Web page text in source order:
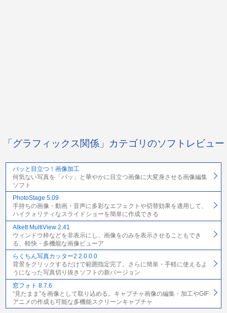
「グラフィックス関係」カテゴリのソフトレビュー
パッと目立つ！画像加工
何気ない写真を「パッ」と華やかに目立つ画像に大変身させる画像編集
ソフト
PhotoStage 5.09
手持ちの画像・動画・音声に多彩なエフェクトや切替効果を適用して、
ハイクォリティなスライドショーを簡単に作成できる
Alkett MultiView 2.41
ウィンドウ枠などを非表示にし、画像をのみを表示させることもでき
る、軽快・多機能な画像ビューア
らくちん写真カッター2 2.0.0.0
背景をクリックするだけで範囲指定完了。さらに簡単・手軽に使えるよ
うになった写真切り抜きソフトの新バージョン
窓フォト 8.7.6
“見たまま”を画像として取り込める。キャプチャ画像の編集・加工やGIF
アニメの作成も可能な多機能スクリーンキャプチャ